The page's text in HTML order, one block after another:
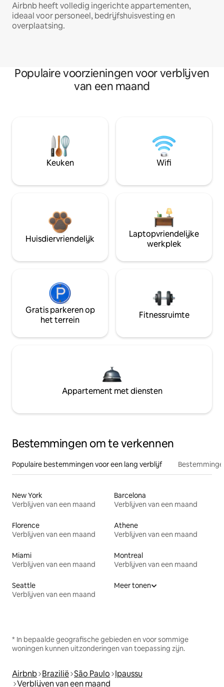
Airbnb heeft volledig ingerichte appartementen,
ideaal voor personeel, bedrijfshuisvesting en
overplaatsing.
Populaire voorzieningen voor verblijven
van een maand
Keuken Wifi
Huisdiervriendelijk
Laptopvriendelijke
werkplek
Gratis parkeren op
het terrein
Fitnessruimte
Appartement met diensten
Bestemmingen om te verkennen
Populaire bestemmingen voor een lang verblijf
New York
Verblijven van een maand
Barcelona
Verblijven van een maand
Florence
Verblijven van een maand
Athene
Verblijven van een maand
Miami
Verblijven van een maand
Montreal
Verblijven van een maand
Seattle
Verblijven van een maand
Meer tonen
* In bepaalde geografische gebieden en voor sommige
woningen kunnen uitzonderingen van toepassing zijn.
Airbnb Brazilië São Paulo Ipaussu
Verblijven van een maand